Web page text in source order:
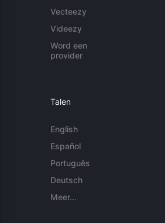
Vecteezy
Videezy
Word een
provider
Talen
English
Español
Português
Deutsch
Meer...